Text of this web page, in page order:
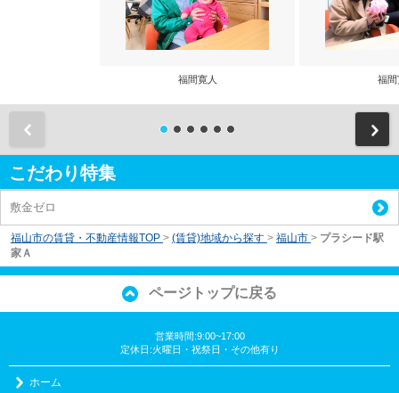
福間寛人 福間
こだわり特集
敷金ゼロ
福山市の賃貸・不動産情報TOP > (賃貸)地域から探す > 福山市 > プラシード駅
家Ａ
ページトップに戻る
営業時間:9:00~17:00
定休日:火曜日・祝祭日・その他有り
ホーム